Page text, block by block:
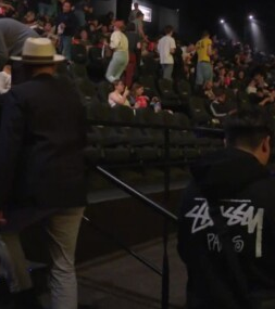
l'article "De faux billets pour
un avis de
le viol d’une
à Bruxelles